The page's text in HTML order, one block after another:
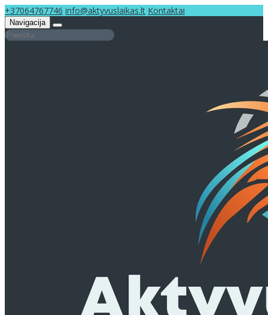
+37064767746 info@aktyvuslaikas.lt Kontaktai
Navigacija